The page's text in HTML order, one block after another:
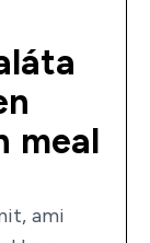
meal
ami